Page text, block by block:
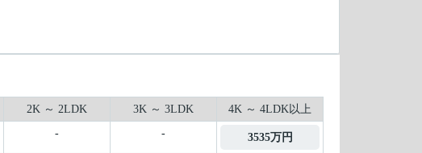
2K ～ 2LDK 3K ～ 3LDK 4K ～ 4LDK以上
- - 3535万円